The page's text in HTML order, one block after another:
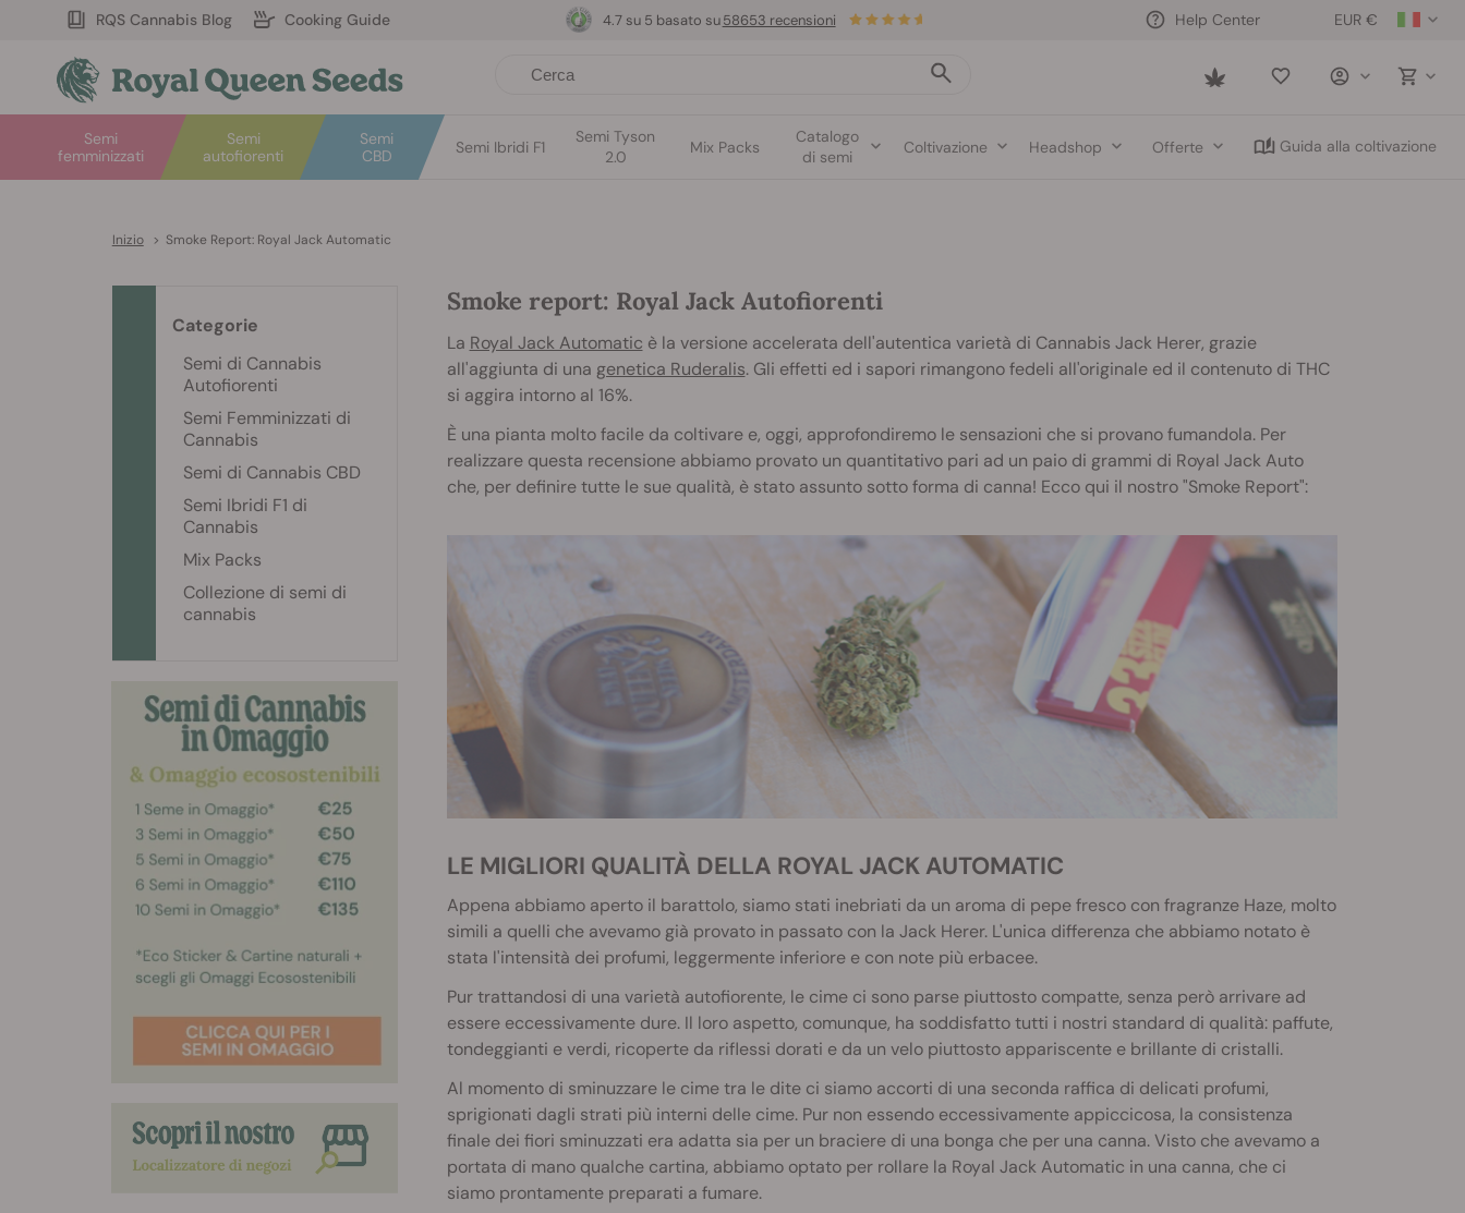
RQS Cannabis Blog Cooking Guide EUR €
Help Center
Saved
Semi
autofiorenti
Semi
femminizzati
Semi
CBD
Semi Ibridi F1
Semi Tyson
2.0
Mix Packs
Catalogo
di semi
Coltivazione Headshop Offerte Guida alla coltivazione
4.7 su 5 basato su 58653 recensioni
Inizio > Smoke Report: Royal Jack Automatic
Smoke report: Royal Jack Autofiorenti
La Royal Jack Automatic è la versione accelerata dell'autentica varietà di Cannabis Jack Herer, grazie
all'aggiunta di una genetica Ruderalis. Gli effetti ed i sapori rimangono fedeli all'originale ed il contenuto di THC
si aggira intorno al 16%.
È una pianta molto facile da coltivare e, oggi, approfondiremo le sensazioni che si provano fumandola. Per
realizzare questa recensione abbiamo provato un quantitativo pari ad un paio di grammi di Royal Jack Auto
che, per definire tutte le sue qualità, è stato assunto sotto forma di canna! Ecco qui il nostro "Smoke Report":
LE MIGLIORI QUALITÀ DELLA ROYAL JACK AUTOMATIC
Appena abbiamo aperto il barattolo, siamo stati inebriati da un aroma di pepe fresco con fragranze Haze, molto
simili a quelli che avevamo già provato in passato con la Jack Herer. L'unica differenza che abbiamo notato è
stata l'intensità dei profumi, leggermente inferiore e con note più erbacee.
Pur trattandosi di una varietà autofiorente, le cime ci sono parse piuttosto compatte, senza però arrivare ad
essere eccessivamente dure. Il loro aspetto, comunque, ha soddisfatto tutti i nostri standard di qualità: paffute,
tondeggianti e verdi, ricoperte da riflessi dorati e da un velo piuttosto appariscente e brillante di cristalli.
Al momento di sminuzzare le cime tra le dite ci siamo accorti di una seconda raffica di delicati profumi,
sprigionati dagli strati più interni delle cime. Pur non essendo eccessivamente appiccicosa, la consistenza
finale dei fiori sminuzzati era adatta sia per un braciere di una bonga che per una canna. Visto che avevamo a
portata di mano qualche cartina, abbiamo optato per rollare la Royal Jack Automatic in una canna, che ci
siamo prontamente preparati a fumare.
Categorie
Semi di Cannabis
Autofiorenti
Semi Femminizzati di
Cannabis
Semi di Cannabis CBD
Semi Ibridi F1 di
Cannabis
Mix Packs
Collezione di semi di
cannabis